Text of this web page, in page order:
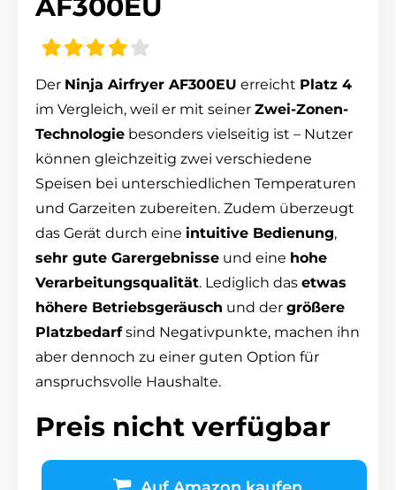
Der Ninja Airfryer AF300EU erreicht Platz 4
im Vergleich, weil er mit seiner Zwei-Zonen-
Technologie besonders vielseitig ist – Nutzer
können gleichzeitig zwei verschiedene
Speisen bei unterschiedlichen Temperaturen
und Garzeiten zubereiten. Zudem überzeugt
das Gerät durch eine intuitive Bedienung,
sehr gute Garergebnisse und eine hohe
Verarbeitungsqualität. Lediglich das etwas
höhere Betriebsgeräusch und der größere
Platzbedarfsind Negativpunkte, machen ihn
aber dennoch zu einer guten Option für
anspruchsvolle Haushalte.
Preis nicht verfügbar